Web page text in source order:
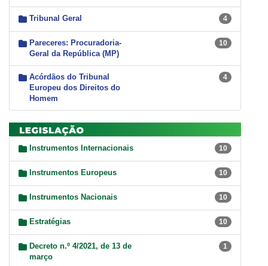
Tribunal Geral 4
Pareceres: Procuradoria-
Geral da República (MP)
10
Acórdãos do Tribunal
Europeu dos Direitos do
Homem
4
Instrumentos Internacionais 10
Instrumentos Europeus 10
Instrumentos Nacionais 10
Estratégias 10
Decreto n.º 4/2021, de 13 de
março
1